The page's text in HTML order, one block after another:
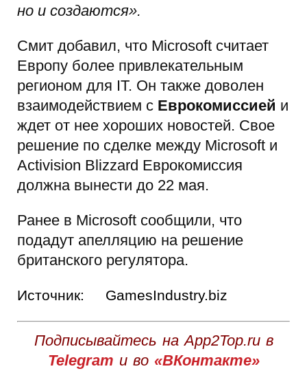
но и создаются».
Смит добавил, что Microsoft считает
Европу более привлекательным
регионом для IT. Он также доволен
взаимодействием с Еврокомиссией и
ждет от нее хороших новостей. Свое
решение по сделке между Microsoft и
Activision Blizzard Еврокомиссия
должна вынести до 22 мая.
Ранее в Microsoft сообщили, что
подадут апелляцию на решение
британского регулятора.
Источник: GamesIndustry.biz
Подписывайтесь на App2Top.ru в
Telegram и во «ВКонтакте»